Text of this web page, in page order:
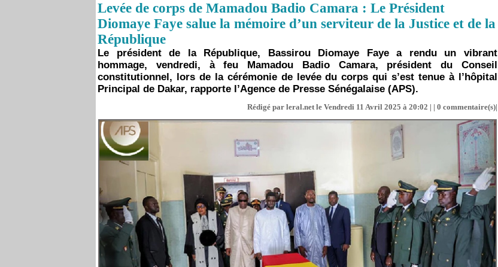
Levée de corps de Mamadou Badio Camara : Le Président
Diomaye Faye salue la mémoire d’un serviteur de la Justice et de la
République
Le président de la République, Bassirou Diomaye Faye a rendu un vibrant
hommage, vendredi, à feu Mamadou Badio Camara, président du Conseil
constitutionnel, lors de la cérémonie de levée du corps qui s’est tenue à l’hôpital
Principal de Dakar, rapporte l’Agence de Presse Sénégalaise (APS).
Rédigé par leral.net le Vendredi 11 Avril 2025 à 20:02 | | 0 commentaire(s)|